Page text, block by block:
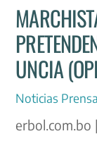
UNCIA
Noticias
erbol.com.bo